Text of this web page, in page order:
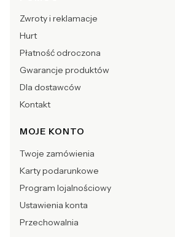
Zwroty i reklamacje
Hurt
Płatność odroczona
Gwarancje produktów
Dla dostawców
Kontakt
MOJE KONTO
Twoje zamówienia
Karty podarunkowe
Program lojalnościowy
Ustawienia konta
Przechowalnia